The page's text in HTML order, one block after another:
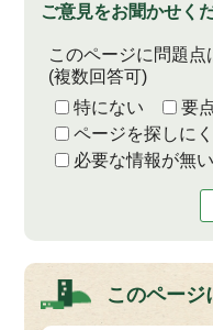
ご意見をお聞かせく
このページに問題点
(複数回答可)
特にない
要
ページを探しに
必要な情報が無い
このページ